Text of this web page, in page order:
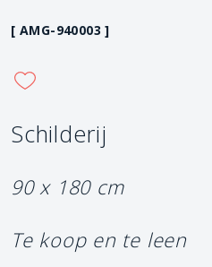
[ AMG-940003 ]
Schilderij
90 x 180 cm
Te koop en te leen